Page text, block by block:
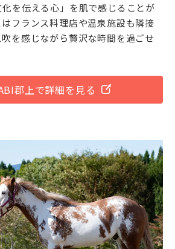
を伝える心」を肌で感じることが
フランス料理店や温泉施設も隣接
を感じながら贅沢な時間を過ごせ
郡上で詳細を見る